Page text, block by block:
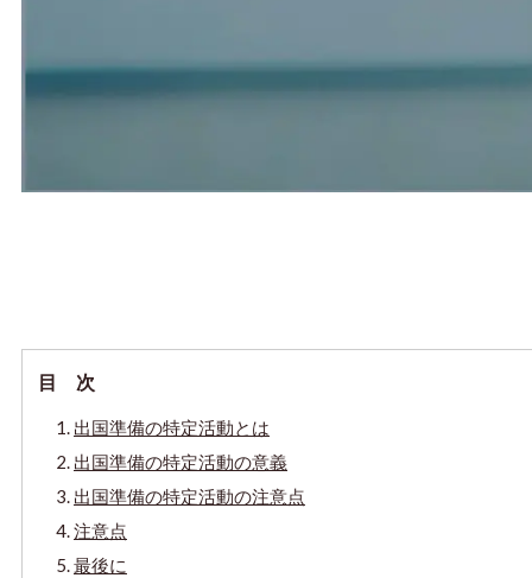
目 次
出国準備の特定活動とは
出国準備の特定活動の意義
出国準備の特定活動の注意点
注意点
最後に